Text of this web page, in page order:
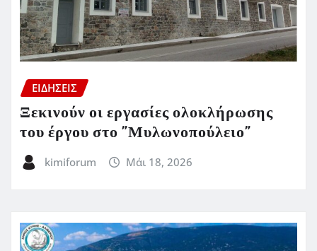
ΕΙΔΗΣΕΙΣ
Ξεκινούν οι εργασίες ολοκλήρωσης
του έργου στο ”Μυλωνοπούλειο”
kimiforum Μάι 18, 2026